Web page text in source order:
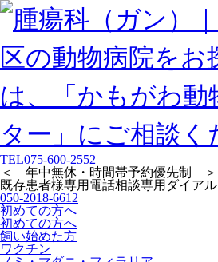
TEL075-600-2552
＜ 年中無休・時間帯予約優先制 ＞
既存患者様専用 電話相談専用ダイアル
050-2018-6612
初めての方へ
初めての方へ
飼い始めた方
ワクチン